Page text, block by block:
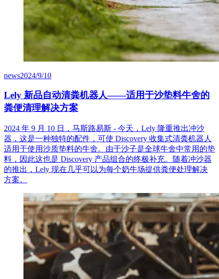
news2024/9/10
Lely 新品自动清粪机器人——适用于沙垫料牛舍的
粪便清理解决方案
2024 年 9 月 10 日，马斯路易斯 - 今天，Lely 隆重推出冲沙
器，这是一种独特的配件，可使 Discovery 收集式清粪机器人
适用于使用沙质垫料的牛舍。由于沙子是全球牛舍中常用的垫
料，因此这也是 Discovery 产品组合的终极补充。随着冲沙器
的推出，Lely 现在几乎可以为每个奶牛场提供粪便处理解决
方案。